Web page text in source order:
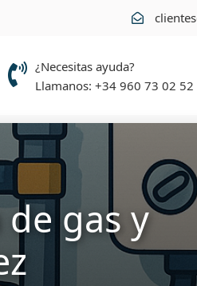
¿Necesitas ayuda?
Llamanos: +34 960 73 02 52
gas y